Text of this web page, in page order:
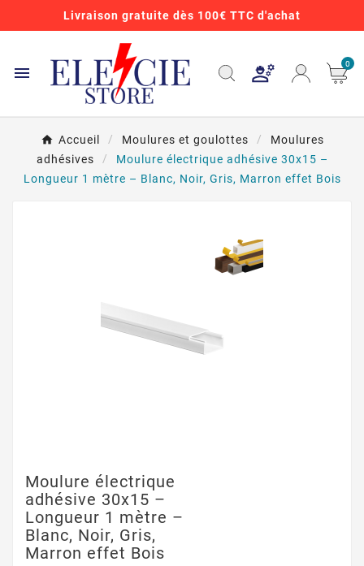
Livraison gratuite dès 100€ TTC d'achat
 0
Accueil Moulures et goulottes
Moulures
adhésives
Moulure électrique adhésive 30x15 –
Longueur 1 mètre – Blanc, Noir, Gris, Marron effet Bois
Moulure électrique
adhésive 30x15 –
Longueur 1 mètre –
Blanc, Noir, Gris,
Marron effet Bois